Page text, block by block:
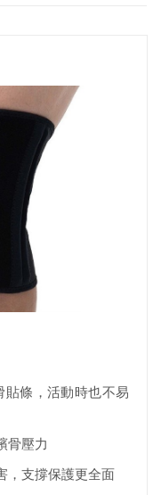
貼條，活動時也不易
骨壓力
，支撐保護更全面